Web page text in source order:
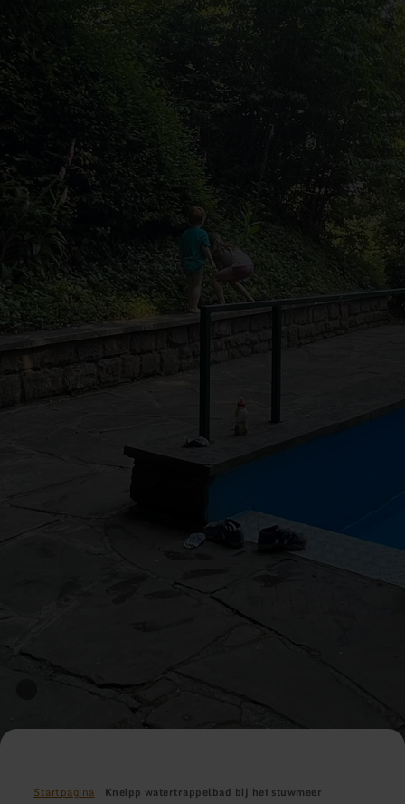
Startpagina Kneipp watertrappelbad bij het stuwmeer